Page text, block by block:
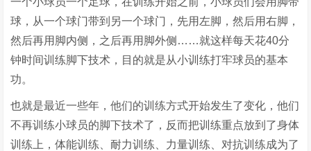
球，从一个球门带到另一个球门，先用左脚，然后用右脚，
然后再用脚内侧，之后再用脚外侧……就这样每天花40分
钟时间训练脚下技术，目的就是从小训练打牢球员的基本
功。
也就是最近一些年，他们的训练方式开始发生了变化，他们
不再训练小球员的脚下技术了，反而把训练重点放到了身体
训练上，体能训练、耐力训练、力量训练、对抗训练成为了